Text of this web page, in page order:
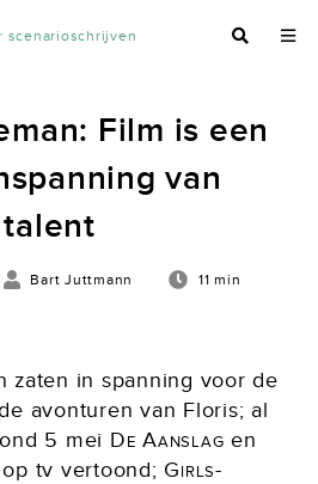
scenarioschrijven
Film is een
van
Bart Juttmann 11 min
zaten in spanning voor de
avonturen van Floris; al
5 mei De Aanslag en
op tv vertoond; Girls-